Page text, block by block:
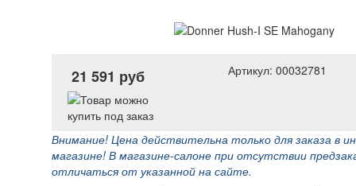
21 591 руб Артикул: 00032781
Внимание! Цена действительна только для заказа в
магазине! В магазине-салоне при отсутствии
отличаться от указанной на сайте.